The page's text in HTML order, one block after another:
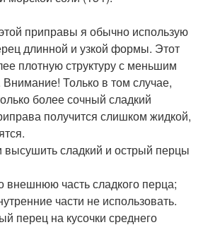
приправы я обычно использую
длинной и узкой формы. Этот
плотную структуру с меньшим
Только в том случае,
более сочный сладкий
получится слишком жидкой,
сладкий и острый перцы
внешнюю часть сладкого перца;
части не использовать.
перец на кусочки среднего